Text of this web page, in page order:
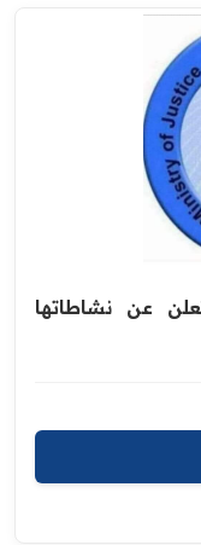
تعلن عن نشاطاتها